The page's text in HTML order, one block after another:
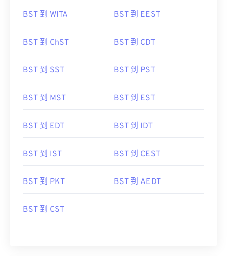
BST 到 WITA BST 到 EEST
BST 到 ChST BST 到 CDT
BST 到 SST BST 到 PST
BST 到 MST BST 到 EST
BST 到 EDT BST 到 IDT
BST 到 IST BST 到 CEST
BST 到 PKT BST 到 AEDT
BST 到 CST